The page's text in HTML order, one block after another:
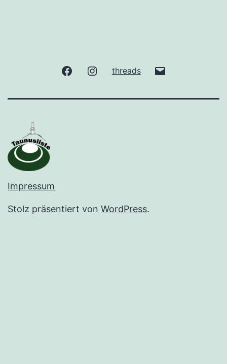
facebookInstagram
threads
Impressum
Stolz präsentiert von WordPress.